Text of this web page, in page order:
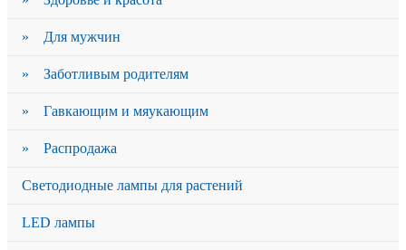
» Для мужчин
» Заботливым родителям
» Гавкающим и мяукающим
» Распродажа
Светодиодные лампы для растений
LED лампы